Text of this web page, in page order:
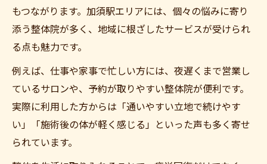
もつながります。加須駅エリアには、個々の悩みに寄り
添う整体院が多く、地域に根ざしたサービスが受けられ
る点も魅力です。
例えば、仕事や家事で忙しい方には、夜遅くまで営業し
ているサロンや、予約が取りやすい整体院が便利です。
実際に利用した方からは「通いやすい立地で続けやす
い」「施術後の体が軽く感じる」といった声も多く寄せ
られています。